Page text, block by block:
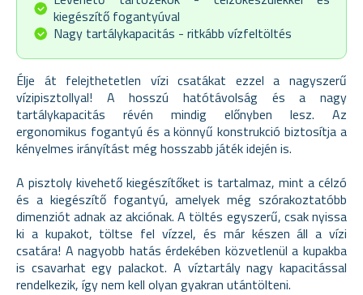
kiegészítő fogantyúval
Nagy tartálykapacitás - ritkább vízfeltöltés
Élje át felejthetetlen vízi csatákat ezzel a nagyszerű
vízipisztollyal! A hosszú hatótávolság és a nagy
tartálykapacitás révén mindig előnyben lesz. Az
ergonomikus fogantyú és a könnyű konstrukció biztosítja a
kényelmes irányítást még hosszabb játék idején is.
A pisztoly kivehető kiegészítőket is tartalmaz, mint a célzó
és a kiegészítő fogantyú, amelyek még szórakoztatóbb
dimenziót adnak az akciónak. A töltés egyszerű, csak nyissa
ki a kupakot, töltse fel vízzel, és már készen áll a vízi
csatára! A nagyobb hatás érdekében közvetlenül a kupakba
is csavarhat egy palackot. A víztartály nagy kapacitással
rendelkezik, így nem kell olyan gyakran utántölteni.